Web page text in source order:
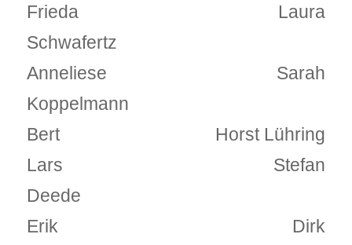
Frieda Laura
Schwafertz
Anneliese Sarah
Koppelmann
Bert Horst Lühring
Lars Stefan
Deede
Erik Dirk